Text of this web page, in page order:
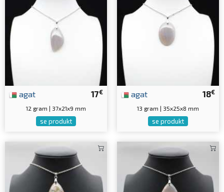
17€
agat
12 gram | 37x21x9 mm
se produkt
18€
agat
13 gram | 35x25x8 mm
se produkt